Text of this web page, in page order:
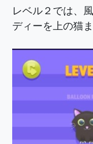
レベル２では、
ディーを上の猫